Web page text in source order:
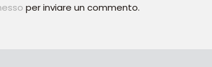
per inviare un commento.